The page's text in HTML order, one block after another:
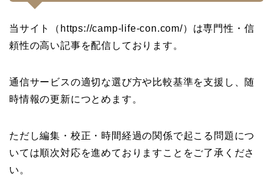
当サイト（https://camp-life-con.com/）は専門性・信
頼性の高い記事を配信しております。
通信サービスの適切な選び方や比較基準を支援し、随
時情報の更新につとめます。
ただし編集・校正・時間経過の関係で起こる問題につ
いては順次対応を進めておりますことをご了承くださ
い。